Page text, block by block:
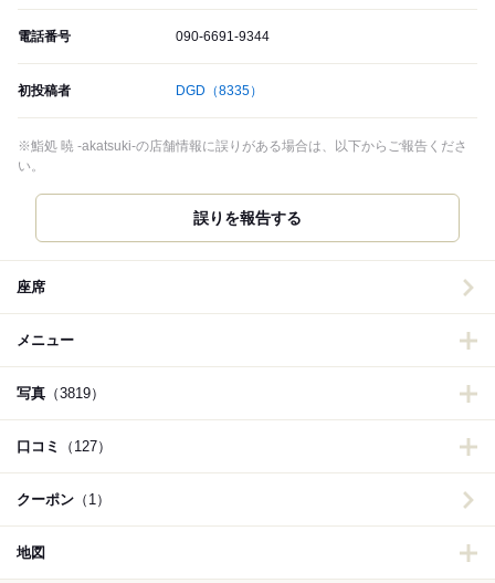
電話番号 090-6691-9344
初投稿者 DGD （8335）
※鮨処 暁 -akatsuki-の店舗情報に誤りがある場合は、以下からご報告くださ
い。
誤りを報告する
座席
メニュー
写真 （3819）
口コミ （127）
クーポン （1）
地図